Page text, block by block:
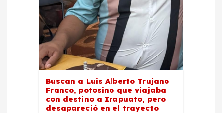
Buscan a Luis Alberto Trujano
Franco, potosino que viajaba
con destino a Irapuato, pero
desapareció en el trayecto